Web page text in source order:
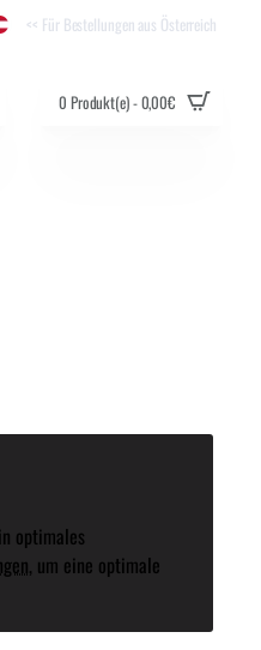
<< Für Bestellungen aus Österreich
0 Produkt(e) - 0,00€
optimales
, um eine optimale